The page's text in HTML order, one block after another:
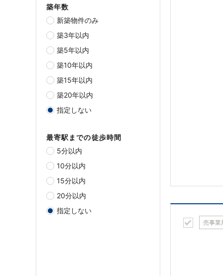
築年数
新築物件のみ
築3年以内
築5年以内
築10年以内
築15年以内
築20年以内
指定しない
最寄駅までの徒歩時間
5分以内
10分以内
15分以内
20分以内
指定しない
売事業